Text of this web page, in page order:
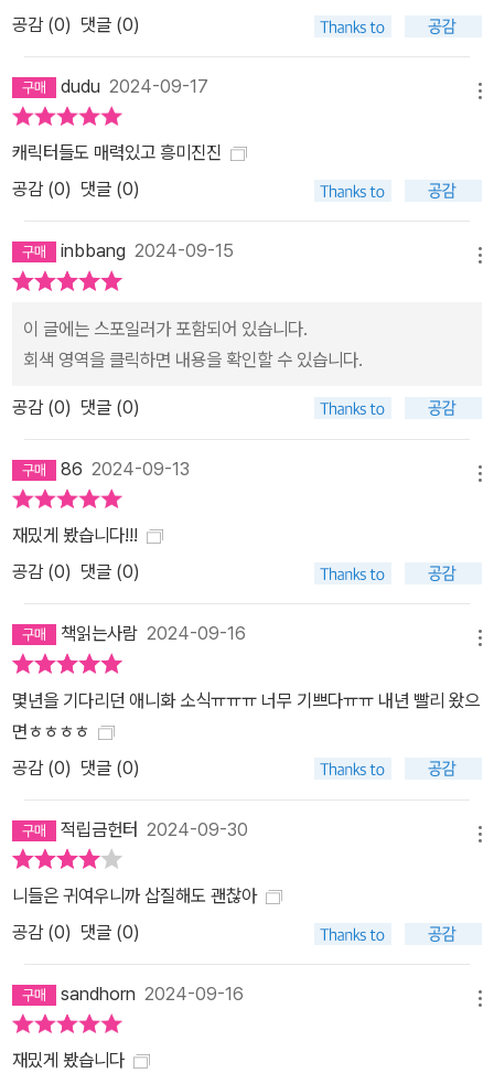
공감 (0) 댓글 (0)
dudu 2024-09-17
캐릭터들도 매력있고 흥미진진
공감 (0) 댓글 (0)
inbbang 2024-09-15
이 글에는 스포일러가 포함되어 있습니다.
회색 영역을 클릭하면 내용을 확인할 수 있습니다.
공감 (0) 댓글 (0)
86 2024-09-13
재밌게 봤습니다!!!
공감 (0) 댓글 (0)
책읽는사람 2024-09-16
몇년을 기다리던 애니화 소식ㅠㅠㅠ 너무 기쁘다ㅠㅠ 내년 빨리 왔으
면ㅎㅎㅎㅎ
공감 (0) 댓글 (0)
적립금헌터 2024-09-30
니들은 귀여우니까 삽질해도 괜찮아
공감 (0) 댓글 (0)
sandhorn 2024-09-16
재밌게 봤습니다